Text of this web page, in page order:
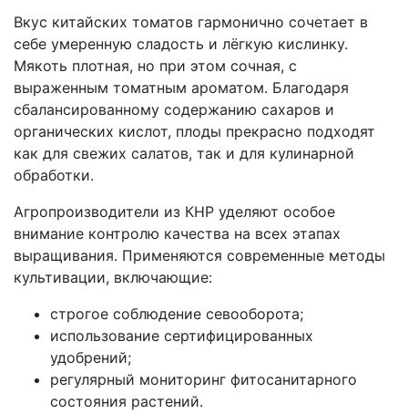
Вкус китайских томатов гармонично сочетает в
себе умеренную сладость и лёгкую кислинку.
Мякоть плотная, но при этом сочная, с
выраженным томатным ароматом. Благодаря
сбалансированному содержанию сахаров и
органических кислот, плоды прекрасно подходят
как для свежих салатов, так и для кулинарной
обработки.
Агропроизводители из КНР уделяют особое
внимание контролю качества на всех этапах
выращивания. Применяются современные методы
культивации, включающие:
строгое соблюдение севооборота;
использование сертифицированных
удобрений;
регулярный мониторинг фитосанитарного
состояния растений.